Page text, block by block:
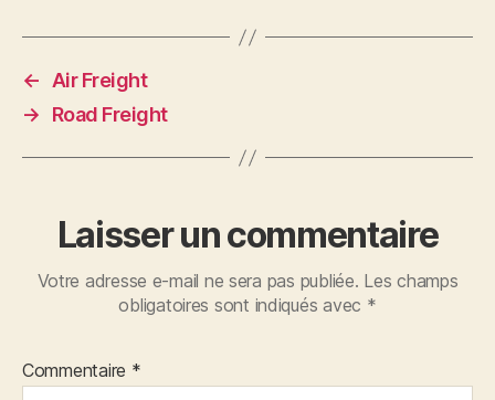
←
Air Freight
→
Road Freight
Laisser un commentaire
Votre adresse e-mail ne sera pas publiée. Les champs
obligatoires sont indiqués avec *
Commentaire *